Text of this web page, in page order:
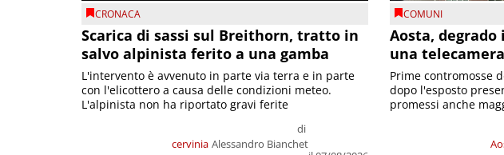
CRONACA
Scarica di sassi sul Breithorn, tratto in
salvo alpinista ferito a una gamba
cervinia
di
Alessandro Bianchet
L'intervento è avvenuto in parte via terra e in parte
con l'elicottero a causa delle condizioni meteo.
L'alpinista non ha riportato gravi ferite
COMUNI
Aosta,
una
Prime contromosse
dopo l'esposto
promessi anche